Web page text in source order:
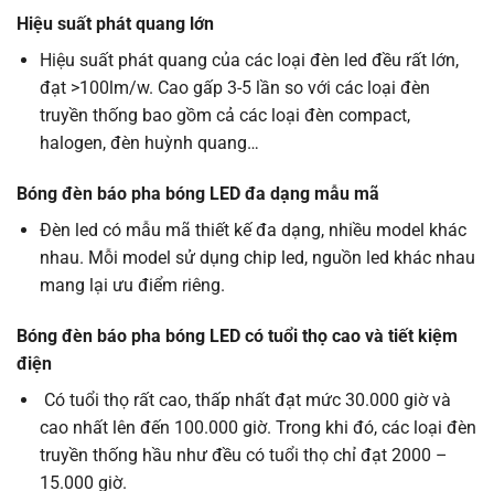
Hiệu suất phát quang lớn
Hiệu suất phát quang của các loại đèn led đều rất lớn,
đạt >100lm/w. Cao gấp 3-5 lần so với các loại đèn
truyền thống bao gồm cả các loại đèn compact,
halogen, đèn huỳnh quang…
Bóng đèn báo pha bóng LED đa dạng mẫu mã
Đèn led có mẫu mã thiết kế đa dạng, nhiều model khác
nhau. Mỗi model sử dụng chip led, nguồn led khác nhau
mang lại ưu điểm riêng.
Bóng đèn báo pha bóng LED có tuổi thọ cao và tiết kiệm
điện
Có tuổi thọ rất cao, thấp nhất đạt mức 30.000 giờ và
cao nhất lên đến 100.000 giờ. Trong khi đó, các loại đèn
truyền thống hầu như đều có tuổi thọ chỉ đạt 2000 –
15.000 giờ.